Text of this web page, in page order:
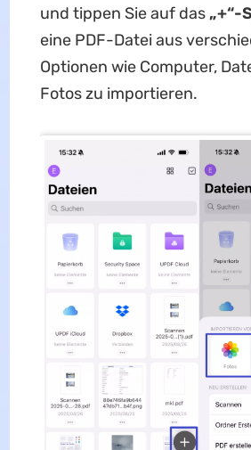
und tippen Sie auf das „+“-
eine PDF-Datei aus
Optionen wie Computer,
Fotos zu importieren.